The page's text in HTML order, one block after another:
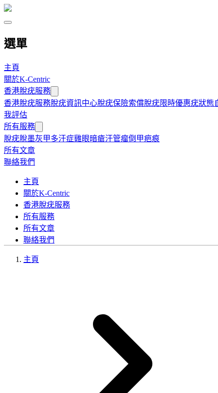
選單
主頁
關於K-Centric
香港脫疣服務
香港脫疣服務脫疣資訊中心脫疣保險索償脫疣限時優惠疣狀態
我評估
所有服務
脫疣脫墨灰甲多汗症雞眼暗瘡汗管瘤倒甲疤痕
所有文章
聯絡我們
主頁
關於K-Centric
香港脫疣服務
所有服務
所有文章
聯絡我們
主頁